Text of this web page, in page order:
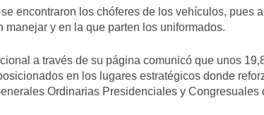
encontraron los chóferes de los vehículos, pues
y en la que parten los uniformados.
a través de su página comunicó que unos
en los lugares estratégicos donde
Ordinarias Presidenciales y Congresuales